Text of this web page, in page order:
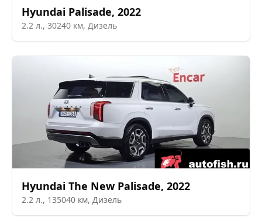
Hyundai Palisade, 2022
2.2 л., 30240 км, Дизель
Hyundai The New Palisade, 2022
2.2 л., 135040 км, Дизель